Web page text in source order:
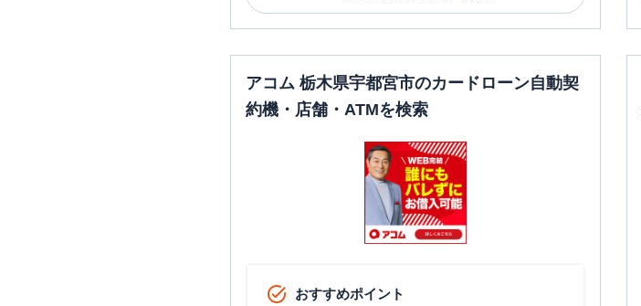
アコム 栃木県宇都宮市のカードローン自動契
約機・店舗・ATMを検索
おすすめポイント